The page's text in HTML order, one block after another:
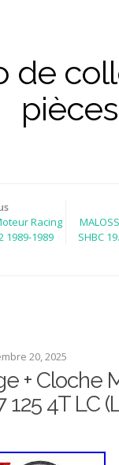
de
pièces
Racing
1989-1989
SHBC
20, 2025
+ Cloche
125 4T LC